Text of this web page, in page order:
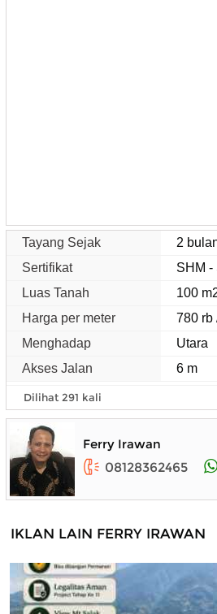
Tayang Sejak
2
Sertifikat
SHM -
Luas Tanah
100
Harga per meter
780 rb
Menghadap
Utara
Akses Jalan
6 m
Dilihat 291 kali
Ferry Irawan
08128362465
IKLAN LAIN FERRY IRAWAN